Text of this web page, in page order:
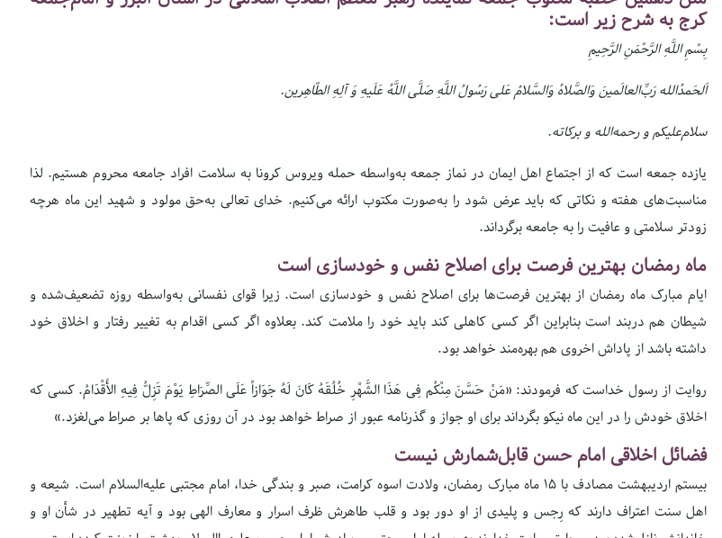
کرج به شرح زیر است:
بِسْمِ اللَّهِ الرَّحْمَنِ الرَّحِیمِ
اَلحَمدُالله رَبِّ‌العالَمینَ وَالصَّلاهُ وَالسَّلامُ عَلی رَسُولُ اللَّهِ صَلَّی اللَّهُ عَلَیهِ وَ آلِهِ الطّاهِرین.
سلام‌علیکم و رحمه‌الله و برکاته.
یازده جمعه است که از اجتماع اهل ایمان در نماز جمعه به‌واسطه حمله ویروس کرونا به سلامت افراد جامعه محروم هستیم. لذا
مناسبت‌های هفته و نکاتی که باید عرض شود را به‌صورت مکتوب ارائه می‌کنیم. خدای تعالی به‌حق مولود و شهید این ماه هرچه
زودتر سلامتی و عافیت را به جامعه برگرداند.
ماه رمضان بهترین فرصت برای اصلاح نفس و خودسازی است
ایام مبارک ماه رمضان از بهترین فرصت‌ها برای اصلاح نفس و خودسازی است. زیرا قوای نفسانی به‌واسطه روزه تضعیف‌شده و
شیطان هم دربند است بنابراین اگر کسی کاهلی کند باید خود را ملامت کند. بعلاوه اگر کسی اقدام به تغییر رفتار و اخلاق خود
داشته باشد از پاداش اخروی هم بهره‌مند خواهد بود.
روایت از رسول خداست که فرمودند: «مَنْ حَسَّنَ مِنْکُم فِی هَذَا الشَّهْرِ خُلُقَهُ کَانَ لَهُ جَوَازاً عَلَى الصِّرَاطِ یَوْمَ تَزِلُّ فِیهِ الأَقْدَامُ. کسی که
اخلاق خودش را در این ماه نیکو بگرداند برای او جواز و گذرنامه عبور از صراط خواهد بود در آن روزی که پاها بر صراط می‌لغزد.»
فضائل اخلاقی امام حسن قابل‌شمارش نیست
بیستم اردیبهشت مصادف با ۱۵ ماه مبارک رمضان، ولادت اسوه کرامت، صبر و بندگی خدا، امام مجتبی علیه‌السلام است.‏ شیعه و
اهل سنت اعتراف دارند که رِجس و پلیدی از او دور بود و قلب طاهرش ظرف اسرار و معارف الهی بود و آیه تطهیر در شأن او و